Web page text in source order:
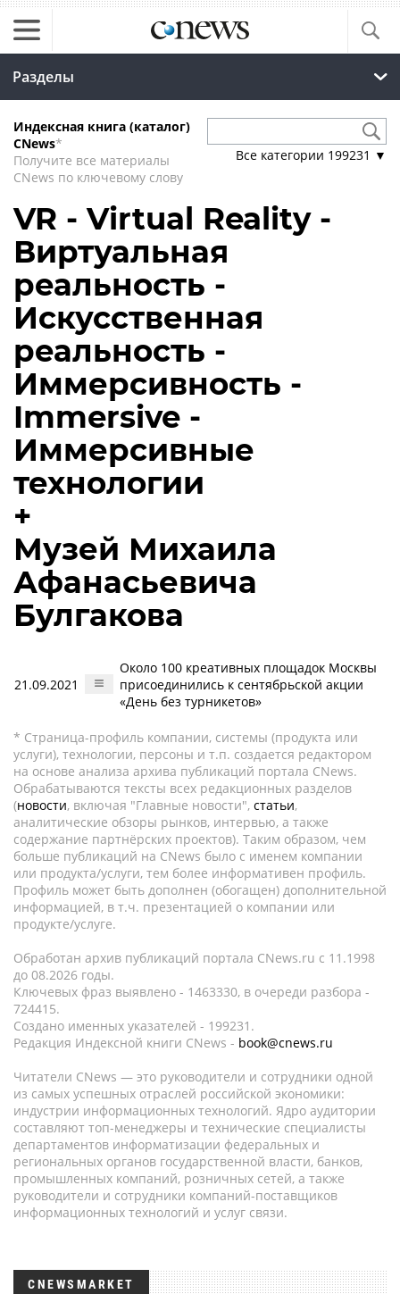
Разделы
Индексная книга (каталог)
CNews*
Получите все материалы
CNews по ключевому слову
Все категории 199231 ▼
VR - Virtual Reality -
Виртуальная
реальность -
Искусственная
реальность -
Иммерсивность -
Immersive -
Иммерсивные
технологии
+
Музей Михаила
Афанасьевича
Булгакова
21.09.2021
Около 100 креативных площадок Москвы
присоединились к сентябрьской акции
«День без турникетов»
* Страница-профиль компании, системы (продукта или
услуги), технологии, персоны и т.п. создается редактором
на основе анализа архива публикаций портала CNews.
Обрабатываются тексты всех редакционных разделов
(новости, включая "Главные новости", статьи,
аналитические обзоры рынков, интервью, а также
содержание партнёрских проектов). Таким образом, чем
больше публикаций на CNews было с именем компании
или продукта/услуги, тем более информативен профиль.
Профиль может быть дополнен (обогащен) дополнительной
информацией, в т.ч. презентацией о компании или
продукте/услуге.
Обработан архив публикаций портала CNews.ru c 11.1998
до 08.2026 годы.
Ключевых фраз выявлено - 1463330, в очереди разбора -
724415.
Создано именных указателей - 199231.
Редакция Индексной книги CNews - book@cnews.ru
Читатели CNews — это руководители и сотрудники одной
из самых успешных отраслей российской экономики:
индустрии информационных технологий. Ядро аудитории
составляют топ-менеджеры и технические специалисты
департаментов информатизации федеральных и
региональных органов государственной власти, банков,
промышленных компаний, розничных сетей, а также
руководители и сотрудники компаний-поставщиков
информационных технологий и услуг связи.
CNEWSMARKET